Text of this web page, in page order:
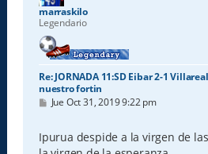
marraskilo
Legendario
Re: JORNADA 11:SD Eibar 2-1
nuestro fortin
M
s
a
Jue Oct 31, 2019 9:22 pm
Ipurua despide a la virgen de